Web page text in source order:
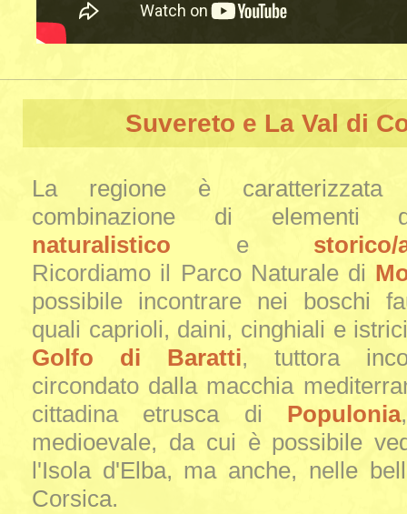
Suvereto e La Val di
La regione è caratterizzata
combinazione di elementi
naturalistico e storico/
Ricordiamo il Parco Naturale di
possibile incontrare nei boschi
quali caprioli, daini, cinghiali e
Golfo di Baratti, tuttora
circondato dalla macchia
cittadina etrusca di Populonia
medioevale, da cui è possibile
l'Isola d'Elba, ma anche, nelle
Corsica.